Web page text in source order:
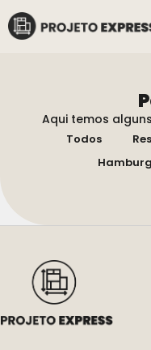
Aqui temos
Todos